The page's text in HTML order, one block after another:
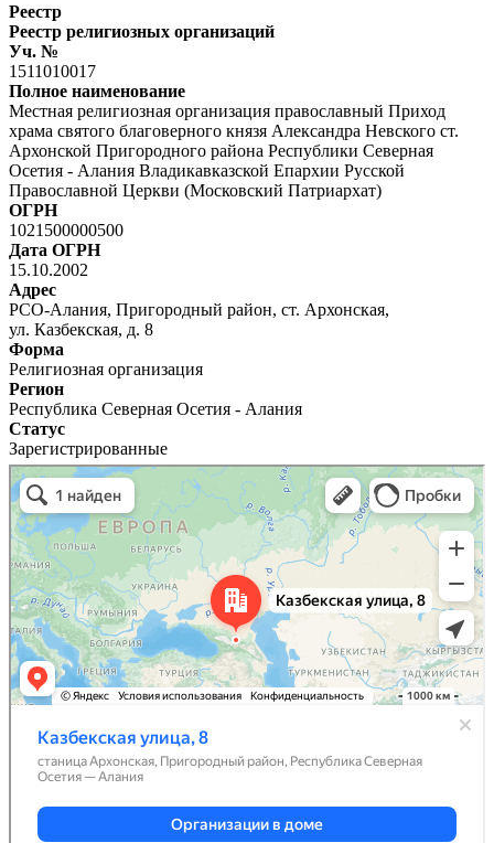
Реестр
Реестр религиозных организаций
Уч. №
1511010017
Полное наименование
Местная религиозная организация православный Приход
храма святого благоверного князя Александра Невского ст.
Архонской Пригородного района Республики Северная
Осетия - Алания Владикавказской Епархии Русской
Православной Церкви (Московский Патриархат)
ОГРН
1021500000500
Дата ОГРН
15.10.2002
Адрес
РСО-Алания, Пригородный район, ст. Архонская,
ул. Казбекская, д. 8
Форма
Религиозная организация
Регион
Республика Северная Осетия - Алания
Статус
Зарегистрированные